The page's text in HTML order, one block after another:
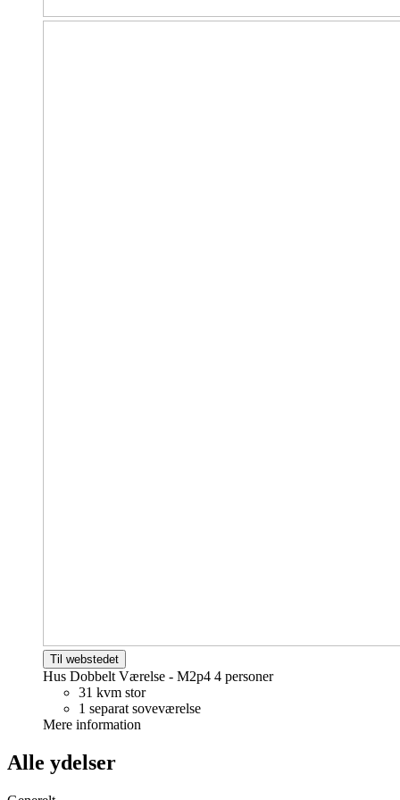
Til webstedet
Hus Dobbelt Værelse - M2p4 4 personer
31 kvm stor
1 separat soveværelse
Mere information
Alle ydelser